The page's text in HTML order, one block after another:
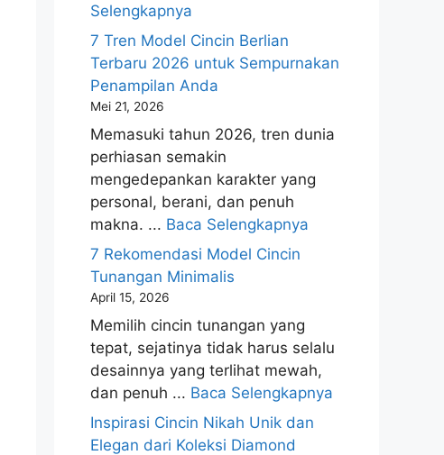
Selengkapnya
7 Tren Model Cincin Berlian
Terbaru 2026 untuk Sempurnakan
Penampilan Anda
Mei 21, 2026
Memasuki tahun 2026, tren dunia
perhiasan semakin
mengedepankan karakter yang
personal, berani, dan penuh
makna. ... Baca Selengkapnya
7 Rekomendasi Model Cincin
Tunangan Minimalis
April 15, 2026
Memilih cincin tunangan yang
tepat, sejatinya tidak harus selalu
desainnya yang terlihat mewah,
dan penuh ... Baca Selengkapnya
Inspirasi Cincin Nikah Unik dan
Elegan dari Koleksi Diamond